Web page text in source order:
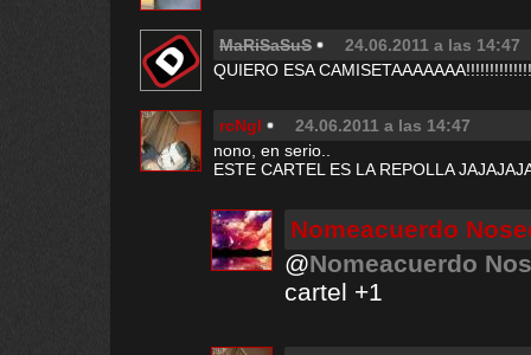
MaRiSaSuS
24.06.2011 a las 14:47
QUIERO ESA
rcNgl
24.06.2011 a las 14:47
nono, en serio..
ESTE CARTEL ES LA REPOLLA
Nomeacuerdo
@Nomeacuerdo
cartel +1